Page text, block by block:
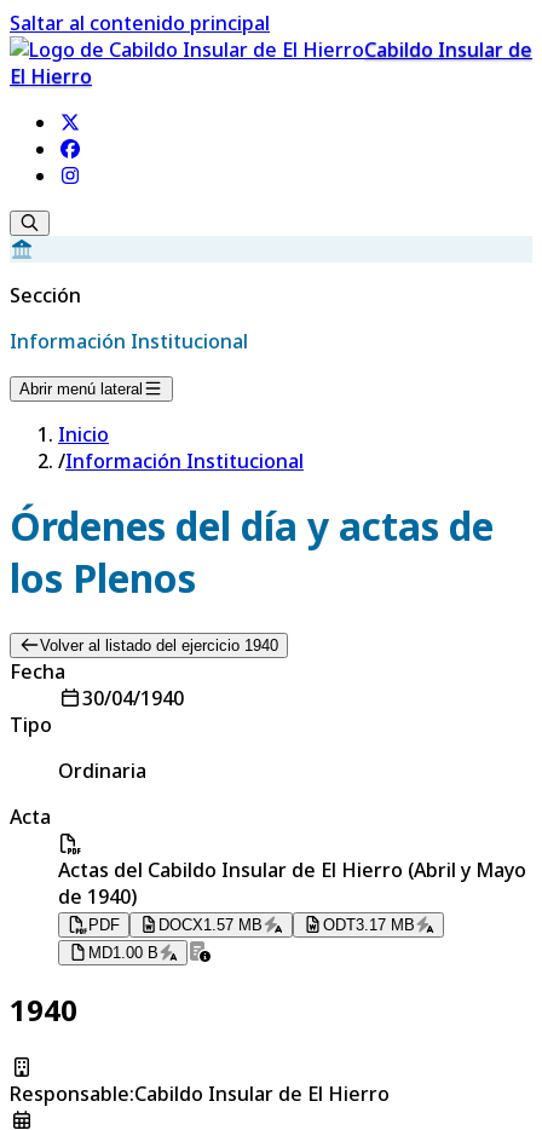
Saltar al contenido principal
Cabildo Insular de
El Hierro
Sección
Información Institucional
Abrir menú lateral
Inicio
/Información Institucional
Órdenes del día y actas de
los Plenos
Volver al listado del ejercicio 1940
Fecha
30/04/1940
Tipo
Ordinaria
Acta
Actas del Cabildo Insular de El Hierro (Abril y Mayo
de 1940)
PDF DOCX1.57 MB ODT3.17 MB
MD1.00 B
1940
Responsable:Cabildo Insular de El Hierro